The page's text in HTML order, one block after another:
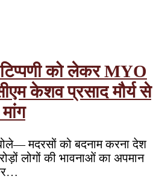
को लेकर MYO
केशव प्रसाद मौर्य से
मदरसों को बदनाम करना देश
लोगों की भावनाओं का अपमान